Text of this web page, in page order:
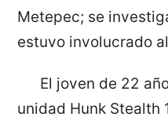
Metepec; se
estuvo involucrado
El joven de 22
unidad Hunk Stealth